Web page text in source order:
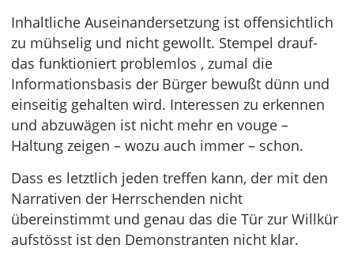
Inhaltliche Auseinandersetzung ist offensichtlich
zu mühselig und nicht gewollt. Stempel drauf-
das funktioniert problemlos , zumal die
Informationsbasis der Bürger bewußt dünn und
einseitig gehalten wird. Interessen zu erkennen
und abzuwägen ist nicht mehr en vouge –
Haltung zeigen – wozu auch immer – schon.
Dass es letztlich jeden treffen kann, der mit den
Narrativen der Herrschenden nicht
übereinstimmt und genau das die Tür zur Willkür
aufstösst ist den Demonstranten nicht klar.